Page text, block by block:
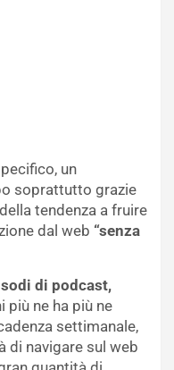
un
soprattutto grazie
tendenza a fruire
dal web “senza
di podcast,
più ne ha più ne
settimanale,
di navigare sul web